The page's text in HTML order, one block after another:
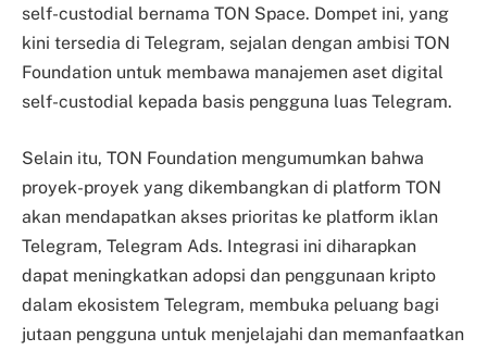
self-custodial bernama TON Space. Dompet ini, yang
kini tersedia di Telegram, sejalan dengan ambisi TON
Foundation untuk membawa manajemen aset digital
self-custodial kepada basis pengguna luas Telegram.
Selain itu, TON Foundation mengumumkan bahwa
proyek-proyek yang dikembangkan di platform TON
akan mendapatkan akses prioritas ke platform iklan
Telegram, Telegram Ads. Integrasi ini diharapkan
dapat meningkatkan adopsi dan penggunaan kripto
dalam ekosistem Telegram, membuka peluang bagi
jutaan pengguna untuk menjelajahi dan memanfaatkan